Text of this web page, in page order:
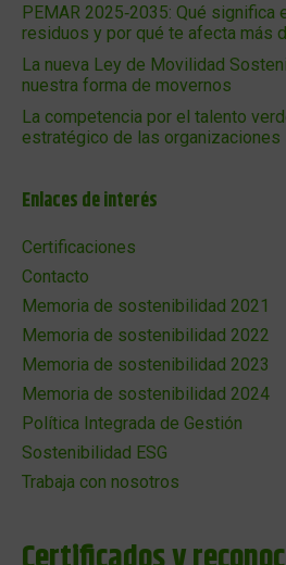
PEMAR 2025‑2035: Qué significa
residuos y por qué te afecta más
La nueva Ley de Movilidad
nuestra forma de movernos
La competencia por el talento
estratégico de las
Enlaces de interés
Certificaciones
Contacto
Memoria de sostenibilidad 2021
Memoria de sostenibilidad 2022
Memoria de sostenibilidad 2023
Memoria de sostenibilidad 2024
Política Integrada de Gestión
Sostenibilidad ESG
Trabaja con nosotros